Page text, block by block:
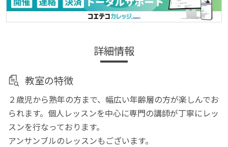
詳細情報
教室の特徴
２歳児から熟年の方まで、幅広い年齢層の方が楽しんでお
られます。個人レッスンを中心に専門の講師が丁寧にレッ
スンを行なっております。
アンサンブルのレッスンもございます。